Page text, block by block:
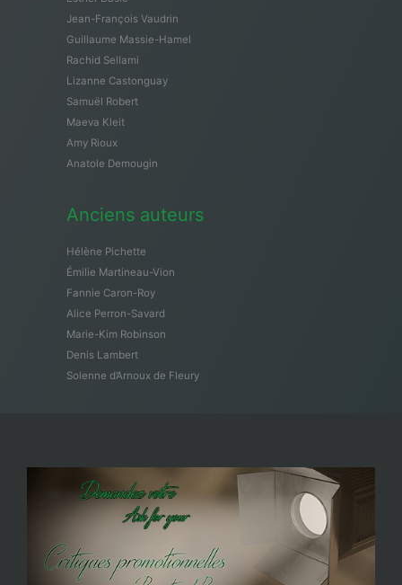
Jean-François Vaudrin
Guillaume Massie-Hamel
Rachid Sellami
Lizanne Castonguay
Samuël Robert
Maeva Kleit
Amy Rioux
Anatole Demougin
Anciens auteurs
Hélène Pichette
Émilie Martineau-Vion
Fannie Caron-Roy
Alice Perron-Savard
Marie-Kim Robinson
Denis Lambert
Solenne d’Arnoux de Fleury